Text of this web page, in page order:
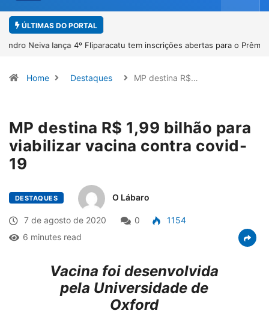
ÚLTIMAS DO PORTAL
4º Fliparacatu tem inscrições abertas para o Prêmio de Redação e
Home Destaques MP destina R$…
MP destina R$ 1,99 bilhão para
viabilizar vacina contra covid-
19
DESTAQUES O Lábaro
7 de agosto de 2020 0
1154
6 minutes read
Vacina foi desenvolvida
pela Universidade de
Oxford